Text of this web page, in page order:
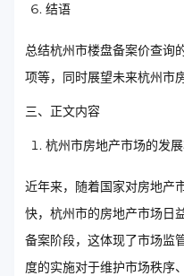
结语
总结杭州市楼盘备案价查询
项等，同时展望未来杭州市
三、正文内容
杭州市房地产市场的发
近年来，随着国家对房地产
快，杭州市的房地产市场日
备案阶段，这体现了市场监
度的实施对于维护市场秩序